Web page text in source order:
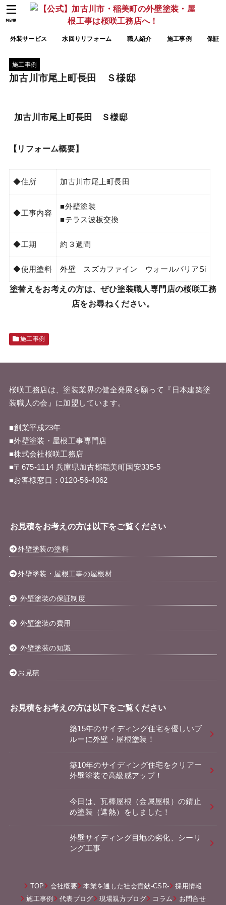
外装サービス 水回りリフォーム 職人紹介 施工事例 保証
MENU
施工事例
加古川市尾上町長田 Ｓ様邸
加古川市尾上町長田 Ｓ様邸
【リフォーム概要】
◆住所 加古川市尾上町長田
◆工事内容
■外壁塗装
■テラス波板交換
◆工期 約３週間
◆使用塗料 外壁 スズカファイン ウォールバリアSi
塗替えをお考えの方は、ぜひ塗装職人専門店の桜咲工務
店をお尋ねください。
施工事例
桜咲工務店は、塗装業界の健全発展を願って『 日本建築塗
装職人の会 』に加盟しています。
■創業平成23年
■外壁塗装・屋根工事専門店
■株式会社桜咲工務店
■〒675-1114 兵庫県加古郡稲美町国安335-5
■お客様窓口：0120-56-4062
お見積をお考えの方は以下をご覧ください
外壁塗装の塗料
外壁塗装・屋根工事の屋根材
外壁塗装の保証制度
外壁塗装の費用
外壁塗装の知識
お見積
お見積をお考えの方は以下をご覧ください
築15年のサイディング住宅を優しいブ
ルーに外壁・屋根塗装！
築10年のサイディング住宅をクリアー
外壁塗装で高級感アップ！
今日は、瓦棒屋根（金属屋根）の錆止
め塗装（遮熱）をしました！
外壁サイディング目地の劣化、シーリ
ング工事
TOP 会社概要 本業を通した社会貢献-CSR-
採用情報
施工事例
代表ブログ 現場親方ブログ コラム お問合せ